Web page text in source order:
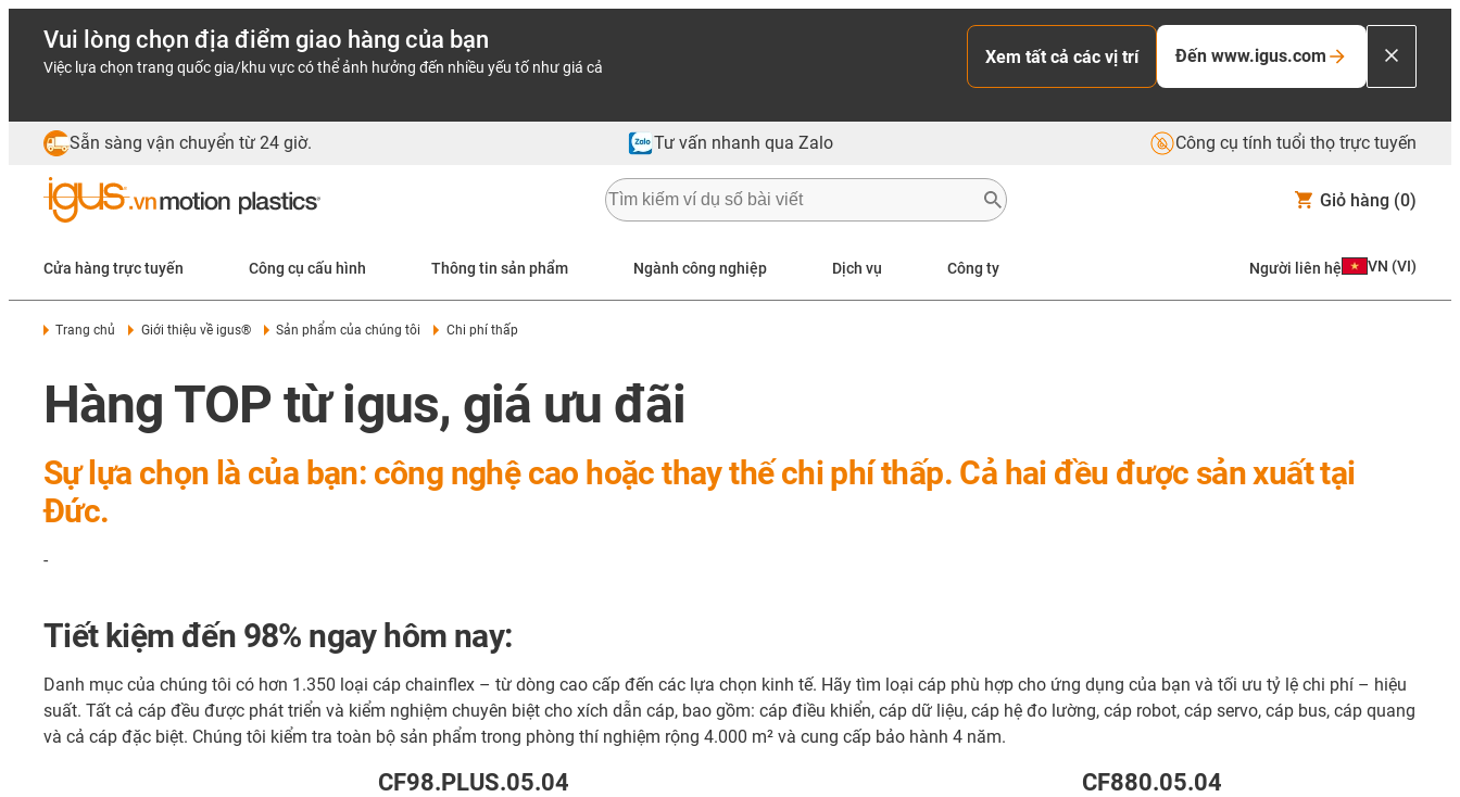
Vui lòng chọn địa điểm giao hàng của bạn
Việc lựa chọn trang quốc gia/khu vực có thể ảnh hưởng đến nhiều yếu tố như giá cả
Xem tất cả các vị trí Đến www.igus.com
Sẵn sàng vận chuyển từ 24 giờ. Tư vấn nhanh qua Zalo Công cụ tính tuổi thọ trực tuyến
Giỏ hàng (0)
Cửa hàng trực tuyến Công cụ cấu hình Thông tin sản phẩm Ngành công nghiệp Dịch vụ Công ty Người liên hệ VN (VI)
Trang chủ Giới thiệu về igus® Sản phẩm của chúng tôi Chi phí thấp
Hàng TOP từ igus, giá ưu đãi
Sự lựa chọn là của bạn: công nghệ cao hoặc thay thế chi phí thấp. Cả hai đều được sản xuất tại
Đức.
-
Tiết kiệm đến 98% ngay hôm nay:
Danh mục của chúng tôi có hơn 1.350 loại cáp chainflex – từ dòng cao cấp đến các lựa chọn kinh tế. Hãy tìm loại cáp phù hợp cho ứng dụng của bạn và tối ưu tỷ lệ chi phí – hiệu
suất. Tất cả cáp đều được phát triển và kiểm nghiệm chuyên biệt cho xích dẫn cáp, bao gồm: cáp điều khiển, cáp dữ liệu, cáp hệ đo lường, cáp robot, cáp servo, cáp bus, cáp quang
và cả cáp đặc biệt. Chúng tôi kiểm tra toàn bộ sản phẩm trong phòng thí nghiệm rộng 4.000 m² và cung cấp bảo hành 4 năm.
CF98.PLUS.05.04 CF880.05.04